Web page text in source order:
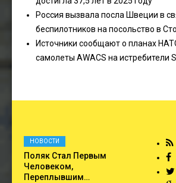
Россия вызвала посла Швеции в
беспилотников на посольство в
Источники сообщают о планах
самолеты AWACS на истребители
Поляк Стал Первым
Человеком,
Переплывшим…
НОВОСТИ